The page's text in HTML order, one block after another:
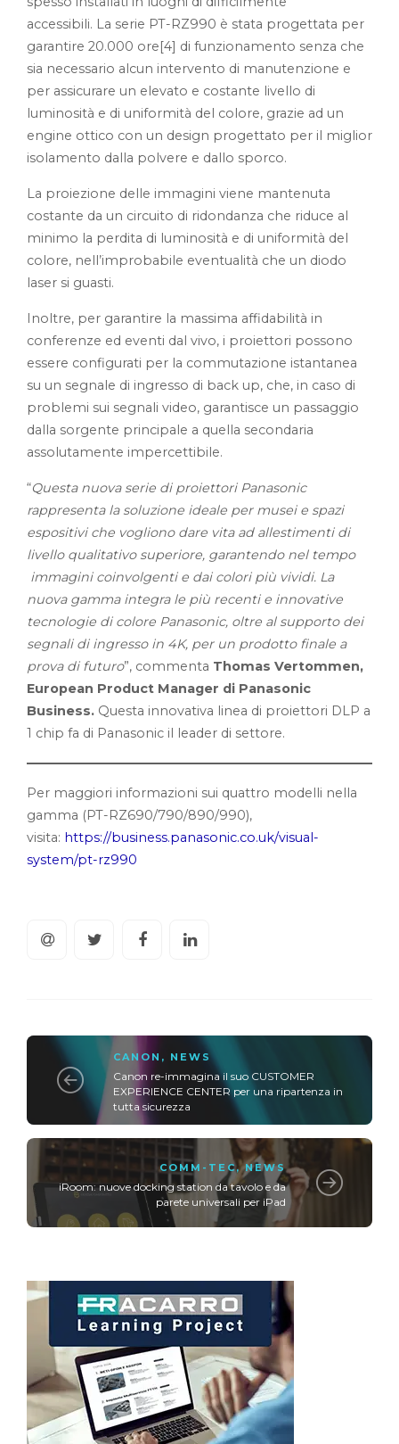
accessibili. La serie PT-RZ990 è stata progettata per
garantire 20.000 ore[4] di funzionamento senza che
sia necessario alcun intervento di manutenzione e
per assicurare un elevato e costante livello di
luminosità e di uniformità del colore, grazie ad un
engine ottico con un design progettato per il miglior
isolamento dalla polvere e dallo sporco.
La proiezione delle immagini viene mantenuta
costante da un circuito di ridondanza che riduce al
minimo la perdita di luminosità e di uniformità del
colore, nell’improbabile eventualità che un diodo
laser si guasti.
Inoltre, per garantire la massima affidabilità in
conferenze ed eventi dal vivo, i proiettori possono
essere configurati per la commutazione istantanea
su un segnale di ingresso di back up, che, in caso di
problemi sui segnali video, garantisce un passaggio
dalla sorgente principale a quella secondaria
assolutamente impercettibile.
“Questa nuova serie di proiettori Panasonic
rappresenta la soluzione ideale per musei e spazi
espositivi che vogliono dare vita ad allestimenti di
livello qualitativo superiore, garantendo nel tempo
immagini coinvolgenti e dai colori più vividi. La
nuova gamma integra le più recenti e innovative
tecnologie di colore Panasonic, oltre al supporto dei
segnali di ingresso in 4K, per un prodotto finale a
prova di futuro”, commenta Thomas Vertommen,
European Product Manager di Panasonic
Business. Questa innovativa linea di proiettori DLP a
1 chip fa di Panasonic il leader di settore.
Per maggiori informazioni sui quattro modelli nella
gamma (PT-RZ690/790/890/990),
visita: https://business.panasonic.co.uk/visual-
system/pt-rz990
CANON , NEWS
Canon re-immagina il suo CUSTOMER
EXPERIENCE CENTER per una ripartenza in
tutta sicurezza
COMM-TEC,NEWS
iRoom: nuove docking station da tavolo e da
parete universali per iPad